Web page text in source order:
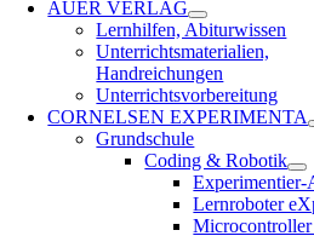
AUER VERLAG
Lernhilfen, Abiturwissen
Unterrichtsmaterialien,
Handreichungen
Unterrichtsvorbereitung
CORNELSEN EXPERIMENTA
Grundschule
Coding & Robotik
Lernroboter